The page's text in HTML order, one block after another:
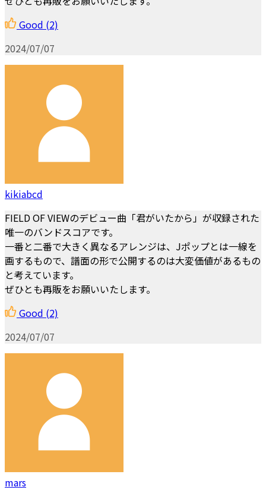
Good (2)
2024/07/07
kikiabcd
FIELD OF VIEWのデビュー曲「君がいたから」が収録された
唯一のバンドスコアです。
一番と二番で大きく異なるアレンジは、Jポップとは一線を
画するもので、譜面の形で公開するのは大変価値があるもの
と考えています。
ぜひとも再販をお願いいたします。
Good (2)
2024/07/07
mars